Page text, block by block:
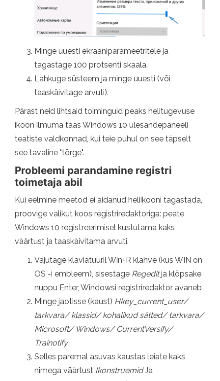
Minge uuesti ekraaniparameetritele ja
tagastage 100 protsenti skaala.
Lahkuge süsteem ja minge uuesti (või
taaskäivitage arvuti).
Pärast neid lihtsaid toiminguid peaks helitugevuse
ikoon ilmuma taas Windows 10 ülesandepaneeli
teatiste valdkonnad, kui teie puhul on see täpselt
see tavaline "tõrge".
Probleemi parandamine registri
toimetaja abil
Kui eelmine meetod ei aidanud heliikooni tagastada,
proovige valikut koos registriredaktoriga: peate
Windows 10 registreerimisel kustutama kaks
väärtust ja taaskäivitama arvuti.
Vajutage klaviatuuril Win+R klahve (kus WIN on
OS -i embleem), sisestage Regeditja klõpsake
nuppu Enter, Windowsi registriredaktor avaneb
Minge jaotisse (kaust) Hkey_current_user/
tarkvara/ klassid/ kohalikud sätted/ tarkvara/
Microsoft/ Windows/ CurrentVersify/
Trainotify
Selles paremal asuvas kaustas leiate kaks
nimega väärtust IkonstruemidJa